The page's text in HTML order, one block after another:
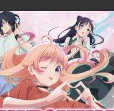
hr
e
a
d
s
u
m
bl
r
ip
b
o
ar
d
ai
n
dr
o
p.
io